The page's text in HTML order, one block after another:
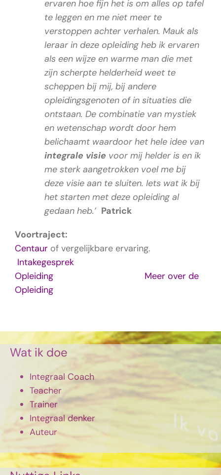
ervaren hoe fijn het is om alles op tafel
te leggen en me niet meer te
verstoppen achter verhalen. Mauk als
leraar in deze opleiding heb ik ervaren
als een wijze en warme man die met
zijn scherpte helderheid weet te
scheppen bij mij, bij andere
opleidingsgenoten of in situaties die
ontstaan. De combinatie van mystiek
en wetenschap wordt door hem
belichaamt waardoor het hele idee van
integrale visie voor mij helder is en ik
me sterk aangetrokken voel me bij
deze visie aan te sluiten. Iets wat ik bij
het starten met deze opleiding al
gedaan heb.’ Patrick
Voortraject:
Centaur of vergelijkbare ervaring.
Intakegesprek
Opleiding
Meer over de
Opleiding
Wat ik doe
Integraal Coach
Teacher
Trainer
Integraal denker
Auteur